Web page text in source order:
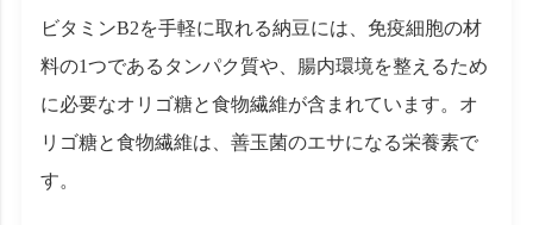
ビタミンB2を手軽に取れる納豆には、免疫細胞の材
料の1つであるタンパク質や、腸内環境を整えるため
に必要なオリゴ糖と食物繊維が含まれています。オ
リゴ糖と食物繊維は、善玉菌のエサになる栄養素で
す。